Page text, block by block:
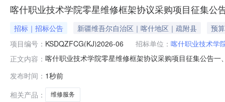
喀什职业技术学院零星维修框架协议采购项目征集公
招标｜招标公告 新疆维吾尔自治区｜喀什地区｜疏附县
预
项目编号： KSDQZFCG(KJ)2026-06 招标单位： 喀什职业技术学
正文内容： 喀什职业技术学院零星维修框架协议采购项目征集公告
（指定主管预算单位）喀什职业技术学院采购需求：序
华人民共和国政府
发布时间： 1秒前
相关产品：
维修服务